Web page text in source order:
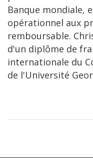
Banque mondiale,
opérationnel aux
remboursable.
d'un diplôme de
internationale du
de l'Université